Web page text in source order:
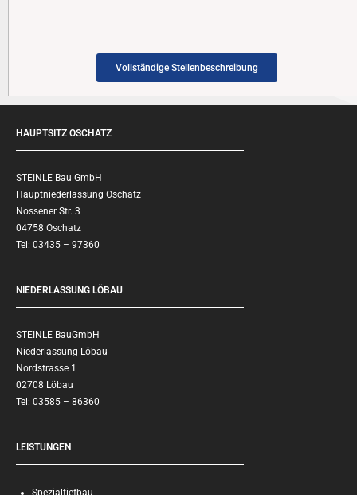
Vollständige Stellenbeschreibung
HAUPTSITZ OSCHATZ
STEINLE Bau GmbH
Hauptniederlassung Oschatz
Nossener Str. 3
04758 Oschatz
Tel: 03435 – 97360
NIEDERLASSUNG LÖBAU
STEINLE BauGmbH
Niederlassung Löbau
Nordstrasse 1
02708 Löbau
Tel: 03585 – 86360
LEISTUNGEN